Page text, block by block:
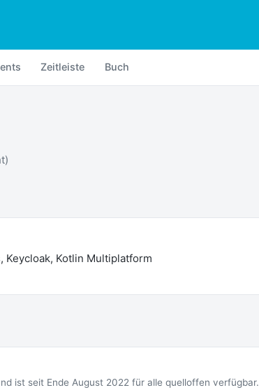
Zeitleiste Buch
Keycloak, Kotlin Multiplatform
ist seit Ende August 2022 für alle quelloffen verfügbar.